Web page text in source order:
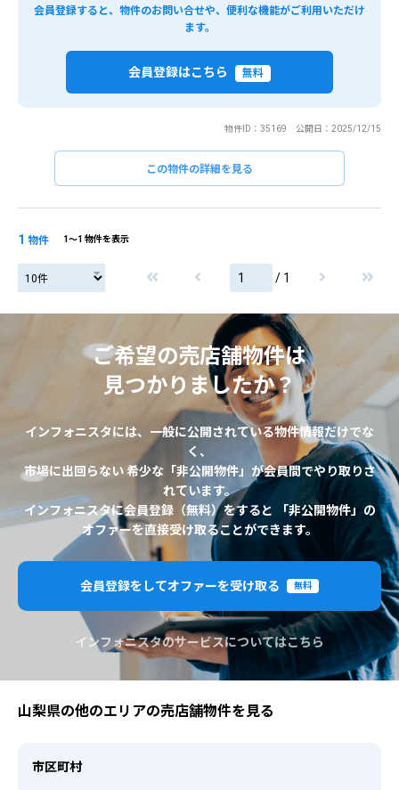
会員登録すると、物件のお問い合せや、便利な機能がご利用いただけ
ます。
会員登録はこちら 無料
物件ID：35169 公開日：2025/12/15
この物件の詳細を見る
1 物件 1〜1 物件を表示
/ 1
ご希望の売店舗物件は
見つかりましたか？
インフォニスタには、一般に公開されている物件情報だけでな
く、
市場に出回らない 希少な「非公開物件」が会員間でやり取りさ
れています。
インフォニスタに会員登録（無料）をすると 「非公開物件」の
オファーを直接受け取ることができます。
会員登録をしてオファーを受け取る 無料
インフォニスタのサービスについてはこちら
山梨県の他のエリアの売店舗物件を見る
市区町村